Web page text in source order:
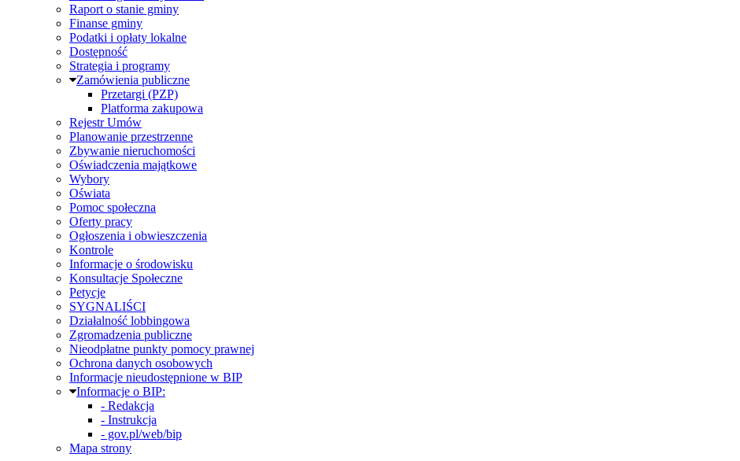
Raport o stanie gminy
Finanse gminy
Podatki i opłaty lokalne
Dostępność
Strategia i programy
Zamówienia publiczne
Przetargi (PZP)
Platforma zakupowa
Rejestr Umów
Planowanie przestrzenne
Zbywanie nieruchomości
Oświadczenia majątkowe
Wybory
Oświata
Pomoc społeczna
Oferty pracy
Ogłoszenia i obwieszczenia
Kontrole
Informacje o środowisku
Konsultacje Społeczne
Petycje
SYGNALIŚCI
Działalność lobbingowa
Zgromadzenia publiczne
Nieodpłatne punkty pomocy prawnej
Ochrona danych osobowych
Informacje nieudostępnione w BIP
Informacje o BIP:
- Redakcja
- Instrukcja
- gov.pl/web/bip
Mapa strony